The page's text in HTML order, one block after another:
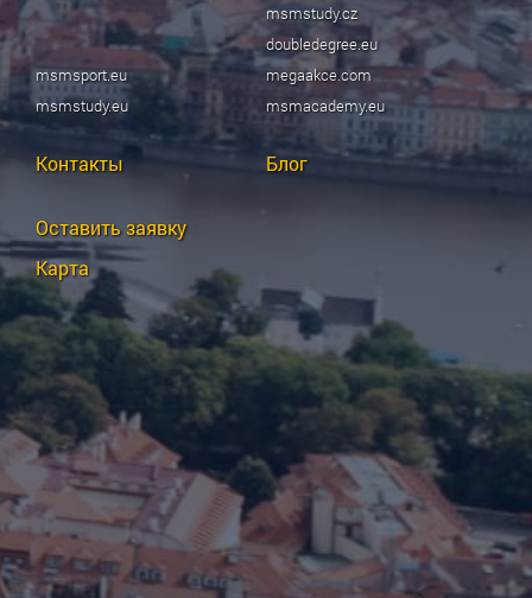
msmstudy.cz
doubledegree.eu
msmsport.eu
msmstudy.eu
megaakce.com
msmacademy.eu
Контакты Блог
Оставить заявку
Карта